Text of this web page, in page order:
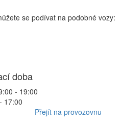
se podívat na podobné vozy:
doba
- 19:00
17:00
Přejít na provozovnu